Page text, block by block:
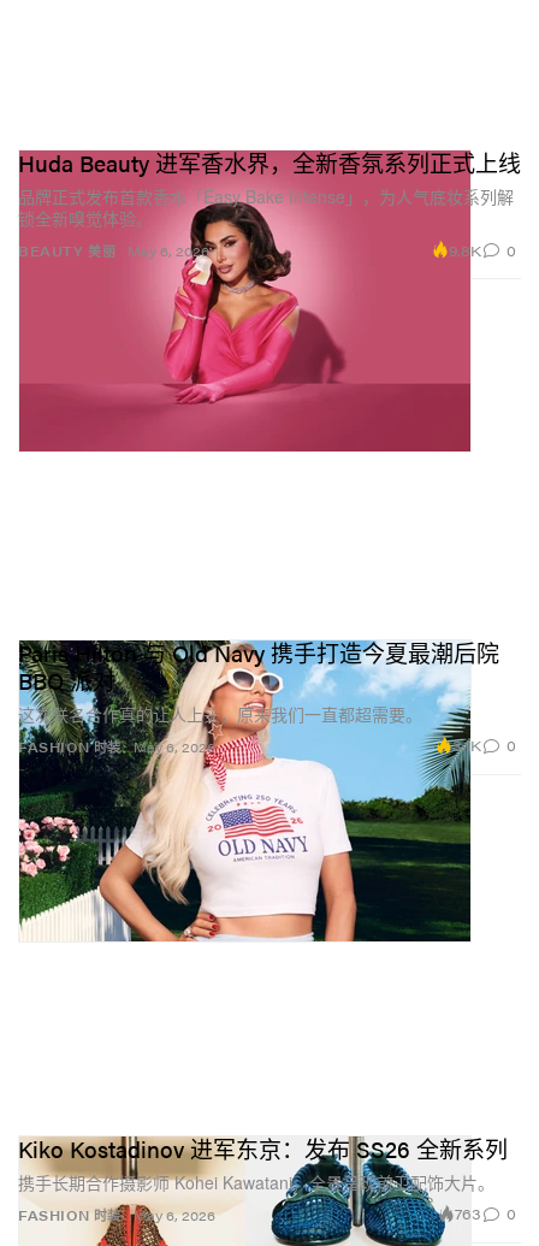
BEAUTY 美丽
Huda Beauty 进军香水界，全新香氛系列正式上线
品牌正式发布首款香水「Easy Bake Intense」，为人气底妆系列解
锁全新嗅觉体验。
May 6, 2026 9.8K 0
FASHION 时装
Paris Hilton 与 Old Navy 携手打造今夏最潮后院
BBQ 派对
这次联名合作真的让人上头，原来我们一直都超需要。
May 6, 2026 3.1K 0
FASHION 时装
Kiko Kostadinov 进军东京：发布 SS26 全新系列
携手长期合作摄影师 Kohei Kawatani，全景呈现前卫配饰大片。
May 6, 2026 763 0